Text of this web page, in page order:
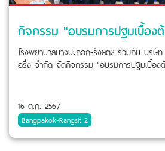
โรงพยาบาลบางปะกอก-รังสิต2 ร่วมกับ บริษั
อริ่ง จำกัด จัดกิจกรรม "อบรมการปฐมเบื้อง
16 ต.ค. 2567
Bangpakok-Rangsit 2